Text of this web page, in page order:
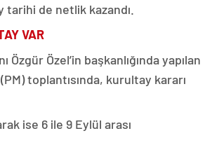
de netlik kazandı.
VAR
Özgür Özel’in başkanlığında yapılan
toplantısında, kurultay kararı
ise 6 ile 9 Eylül arası